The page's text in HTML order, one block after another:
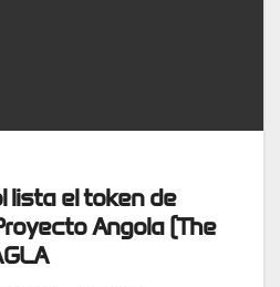
lista el token de
Angola (The